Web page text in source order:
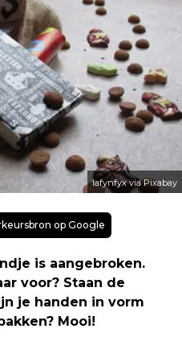
lafynfyx via Pixabay
op Google
is aangebroken.
voor? Staan de
je handen in vorm
Mooi!